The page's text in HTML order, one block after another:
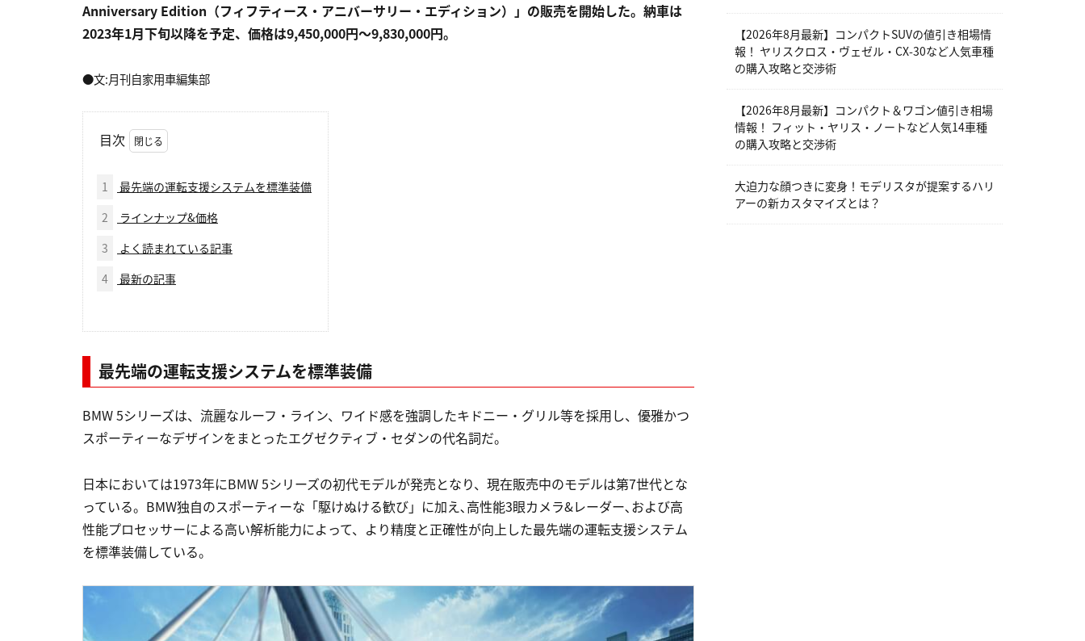
Anniversary Edition（フィフティース・アニバーサリー・エディション）」の販売を開始した。納車は
2023年1月下旬以降を予定、価格は9,450,000円〜9,830,000円。
●文:月刊自家用車編集部
目次
1
最先端の運転支援システムを標準装備
2
ラインナップ&価格
3
よく読まれている記事
4
最新の記事
最先端の運転支援システムを標準装備
BMW 5シリーズは、流麗なルーフ・ライン、ワイド感を強調したキドニー・グリル等を採用し、優雅かつ
スポーティーなデザインをまとったエグゼクティブ・セダンの代名詞だ。
日本においては1973年にBMW 5シリーズの初代モデルが発売となり、現在販売中のモデルは第7世代とな
っている。BMW独自のスポーティーな「駆けぬける歓び」に加え､高性能3眼カメラ&レーダー､および高
性能プロセッサーによる高い解析能力によって、より精度と正確性が向上した最先端の運転支援システム
を標準装備している。
【2026年8月最新】コンパクトSUVの値引き相場情
報！ ヤリスクロス・ヴェゼル・CX-30など人気車種
の購入攻略と交渉術
【2026年8月最新】コンパクト＆ワゴン値引き相場
情報！ フィット・ヤリス・ノートなど人気14車種
の購入攻略と交渉術
大迫力な顔つきに変身！モデリスタが提案するハリ
アーの新カスタマイズとは？